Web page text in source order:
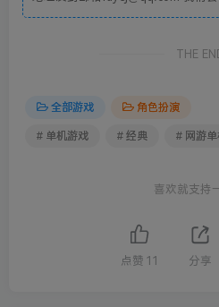
THE
全部游戏 角色扮演
# 单机游戏 # 经典 # 网游
喜欢就支持
点赞 11 分享